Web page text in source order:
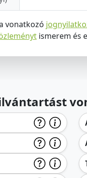
vonatkozó
ismerem és